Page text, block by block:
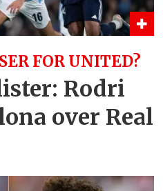
FOR UNITED?
Rodri
over Real